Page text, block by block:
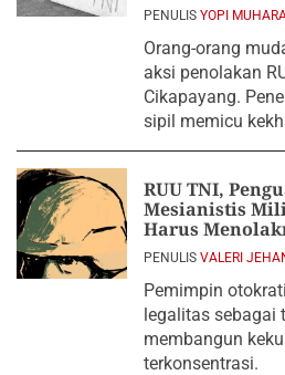
PENULIS YOPI
Orang-orang
aksi penolakan
Cikapayang.
sipil memicu
RUU TNI,
Mesianistis
Harus
PENULIS VALERI
Pemimpin
legalitas sebagai
membangun
terkonsentrasi.